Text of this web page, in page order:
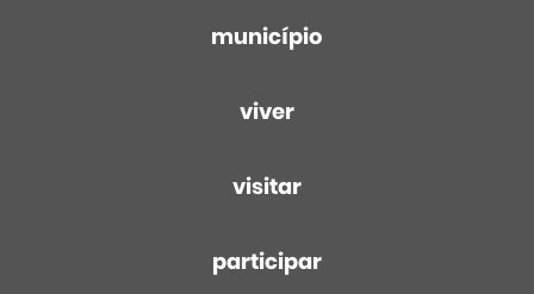
município
viver
visitar
participar